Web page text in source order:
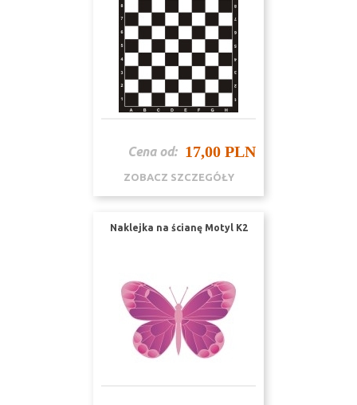
Cena od: 17,00 PLN
ZOBACZ SZCZEGÓŁY
Naklejka na ścianę Motyl K2